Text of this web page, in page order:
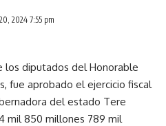
2024 7:55 pm
los diputados del Honorable
fue aprobado el ejercicio fiscal
del estado Tere
mil 850 millones 789 mil